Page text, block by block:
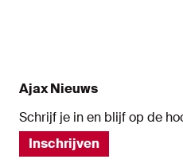
Ajax Nieuws
Schrijf je in en blijf op de
Inschrijven